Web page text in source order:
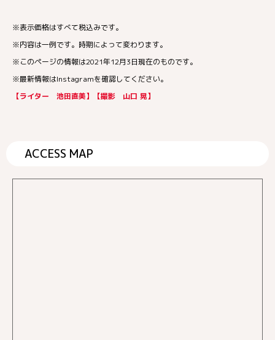
※表示価格はすべて税込みです。
※内容は一例です。時期によって変わります。
※このページの情報は2021年12月3日現在のものです。
※最新情報はInstagramを確認してください。
【ライター 池田直美】【撮影 山口 晃】
ACCESS MAP